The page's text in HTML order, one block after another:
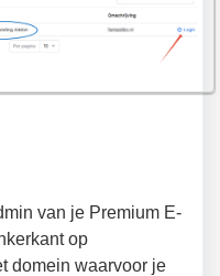
van je Premium E-
op
domein waarvoor je